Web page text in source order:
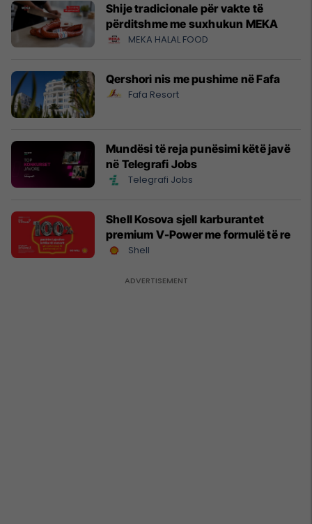
Shije tradicionale për vakte të
përditshme me suxhukun MEKA
MEKA HALAL FOOD
Qershori nis me pushime në Fafa
Fafa Resort
Mundësi të reja punësimi këtë javë
në Telegrafi Jobs
Telegrafi Jobs
Shell Kosova sjell karburantet
premium V-Power me formulë të re
Shell